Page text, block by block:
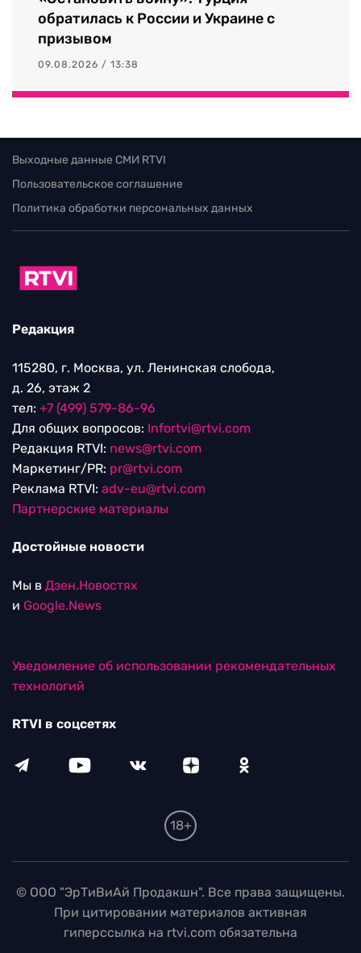
обратилась к России и Украине с
призывом
09.08.2026 / 13:38
Выходные данные СМИ RTVI
Пользовательское соглашение
Политика обработки персональных данных
Редакция
115280, г. Москва, ул. Ленинская слобода,
д. 26, этаж 2
тел: +7 (499) 579-86-96
Для общих вопросов: Infortvi@rtvi.com
Редакция RTVI: news@rtvi.com
Маркетинг/PR: pr@rtvi.com
Реклама RTVI: adv-eu@rtvi.com
Партнерские материалы
Достойные новости
Мы в Дзен.Новостях
и Google.News
Уведомление об использовании рекомендательных
технологий
RTVI в соцсетях
18+
© ООО "ЭрТиВиАй Продакшн". Все права защищены.
При цитировании материалов активная
гиперссылка на rtvi.com обязательна